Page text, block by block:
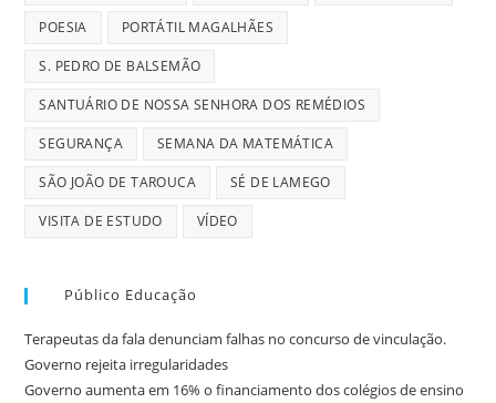
POESIA PORTÁTIL MAGALHÃES
S. PEDRO DE BALSEMÃO
SANTUÁRIO DE NOSSA SENHORA DOS REMÉDIOS
SEGURANÇA SEMANA DA MATEMÁTICA
SÃO JOÃO DE TAROUCA SÉ DE LAMEGO
VISITA DE ESTUDO VÍDEO
Público Educação
Terapeutas da fala denunciam falhas no concurso de vinculação.
Governo rejeita irregularidades
Governo aumenta em 16% o financiamento dos colégios de ensino